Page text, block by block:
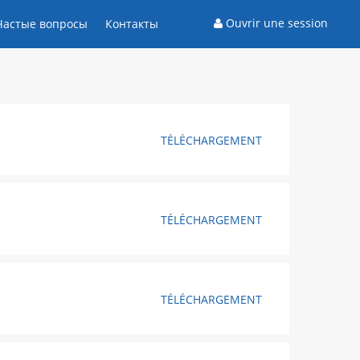
вопросы Контакты Ouvrir une session
TÉLÉCHARGEMENT
TÉLÉCHARGEMENT
TÉLÉCHARGEMENT